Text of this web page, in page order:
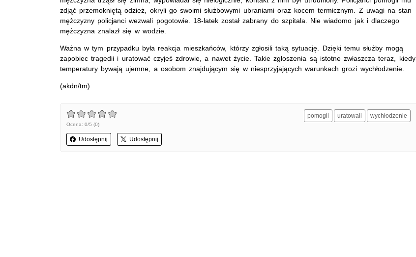
zdjąć przemokniętą odzież, okryli go swoimi służbowymi ubraniami oraz kocem termicznym. Z uwagi na stan
mężczyzny policjanci wezwali pogotowie. 18-latek został zabrany do szpitala. Nie wiadomo jak i dlaczego
mężczyzna znalazł się w wodzie.
Ważna w tym przypadku była reakcja mieszkańców, którzy zgłosili taką sytuację. Dzięki temu służby mogą
zapobiec tragedii i uratować czyjeś zdrowie, a nawet życie. Takie zgłoszenia są istotne zwłaszcza teraz, kiedy
temperatury bywają ujemne, a osobom znajdującym się w niesprzyjających warunkach grozi wychłodzenie.
(akdn/tm)
Ocena: 0/5 (0)
Udostępnij Udostępnij
pomogli uratowali wychłodzenie